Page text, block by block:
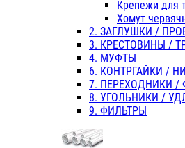
Крепежи для
Хомут
2. ЗАГЛУШКИ /
3. КРЕСТОВИНЫ /
4. МУФТЫ
6. КОНТРГАЙКИ /
7. ПЕРЕХОДНИКИ /
8. УГОЛЬНИКИ /
9. ФИЛЬТРЫ